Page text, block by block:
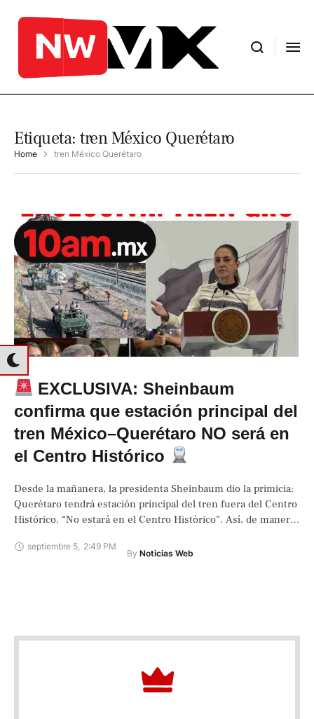
Etiqueta: tren México Querétaro
Home tren México Querétaro
EXCLUSIVA: Sheinbaum
confirma que estación principal del
tren México–Querétaro NO será en
el Centro Histórico
Desde la mañanera, la presidenta Sheinbaum dio la primicia:
Querétaro tendrá estación principal del tren fuera del Centro
Histórico. “No estará en el Centro Histórico”. Así, de manera
septiembre 5, 2:49 PM
By Noticias Web